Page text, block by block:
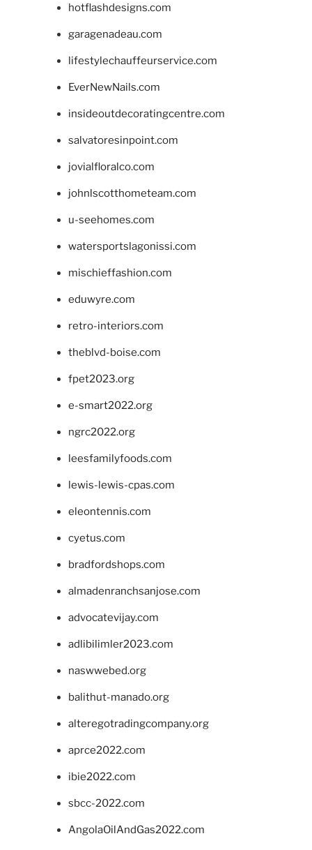
hotflashdesigns.com
garagenadeau.com
lifestylechauffeurservice.com
EverNewNails.com
insideoutdecoratingcentre.com
salvatoresinpoint.com
jovialfloralco.com
johnlscotthometeam.com
u-seehomes.com
watersportslagonissi.com
mischieffashion.com
eduwyre.com
retro-interiors.com
theblvd-boise.com
fpet2023.org
e-smart2022.org
ngrc2022.org
leesfamilyfoods.com
lewis-lewis-cpas.com
eleontennis.com
cyetus.com
bradfordshops.com
almadenranchsanjose.com
advocatevijay.com
adlibilimler2023.com
naswwebed.org
balithut-manado.org
alteregotradingcompany.org
aprce2022.com
ibie2022.com
sbcc-2022.com
AngolaOilAndGas2022.com